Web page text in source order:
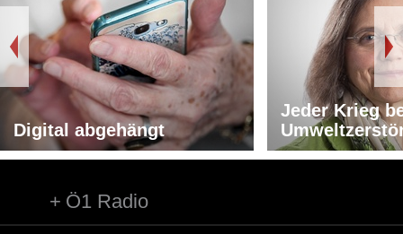
Digital abgehängt
Jeder Krieg
Ö1 Radio